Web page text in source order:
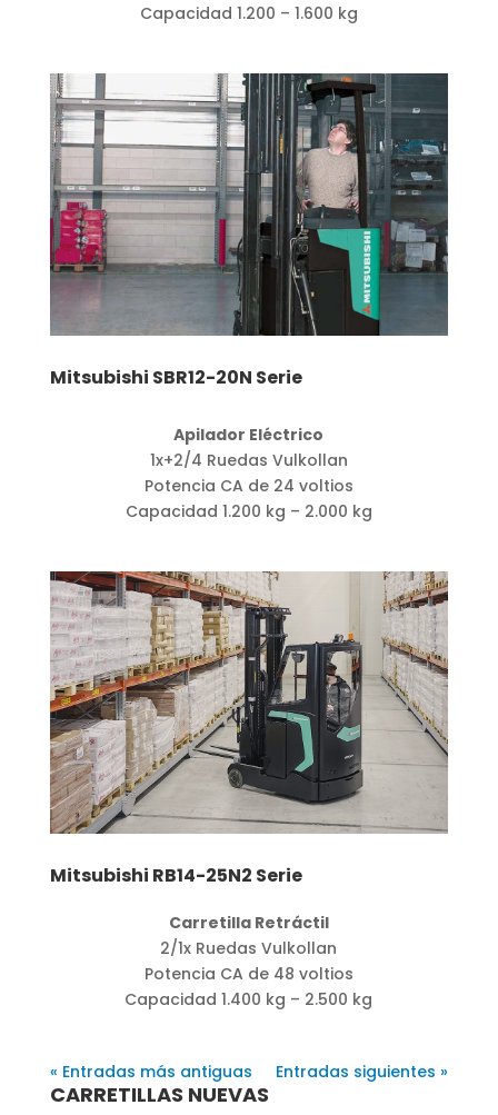
Capacidad 1.200 – 1.600 kg
Mitsubishi SBR12-20N Serie
Apilador Eléctrico
1x+2/4 Ruedas Vulkollan
Potencia CA de 24 voltios
Capacidad 1.200 kg – 2.000 kg
Mitsubishi RB14-25N2 Serie
Carretilla Retráctil
2/1x Ruedas Vulkollan
Potencia CA de 48 voltios
Capacidad 1.400 kg – 2.500 kg
« Entradas más antiguas Entradas siguientes »
CARRETILLAS NUEVAS